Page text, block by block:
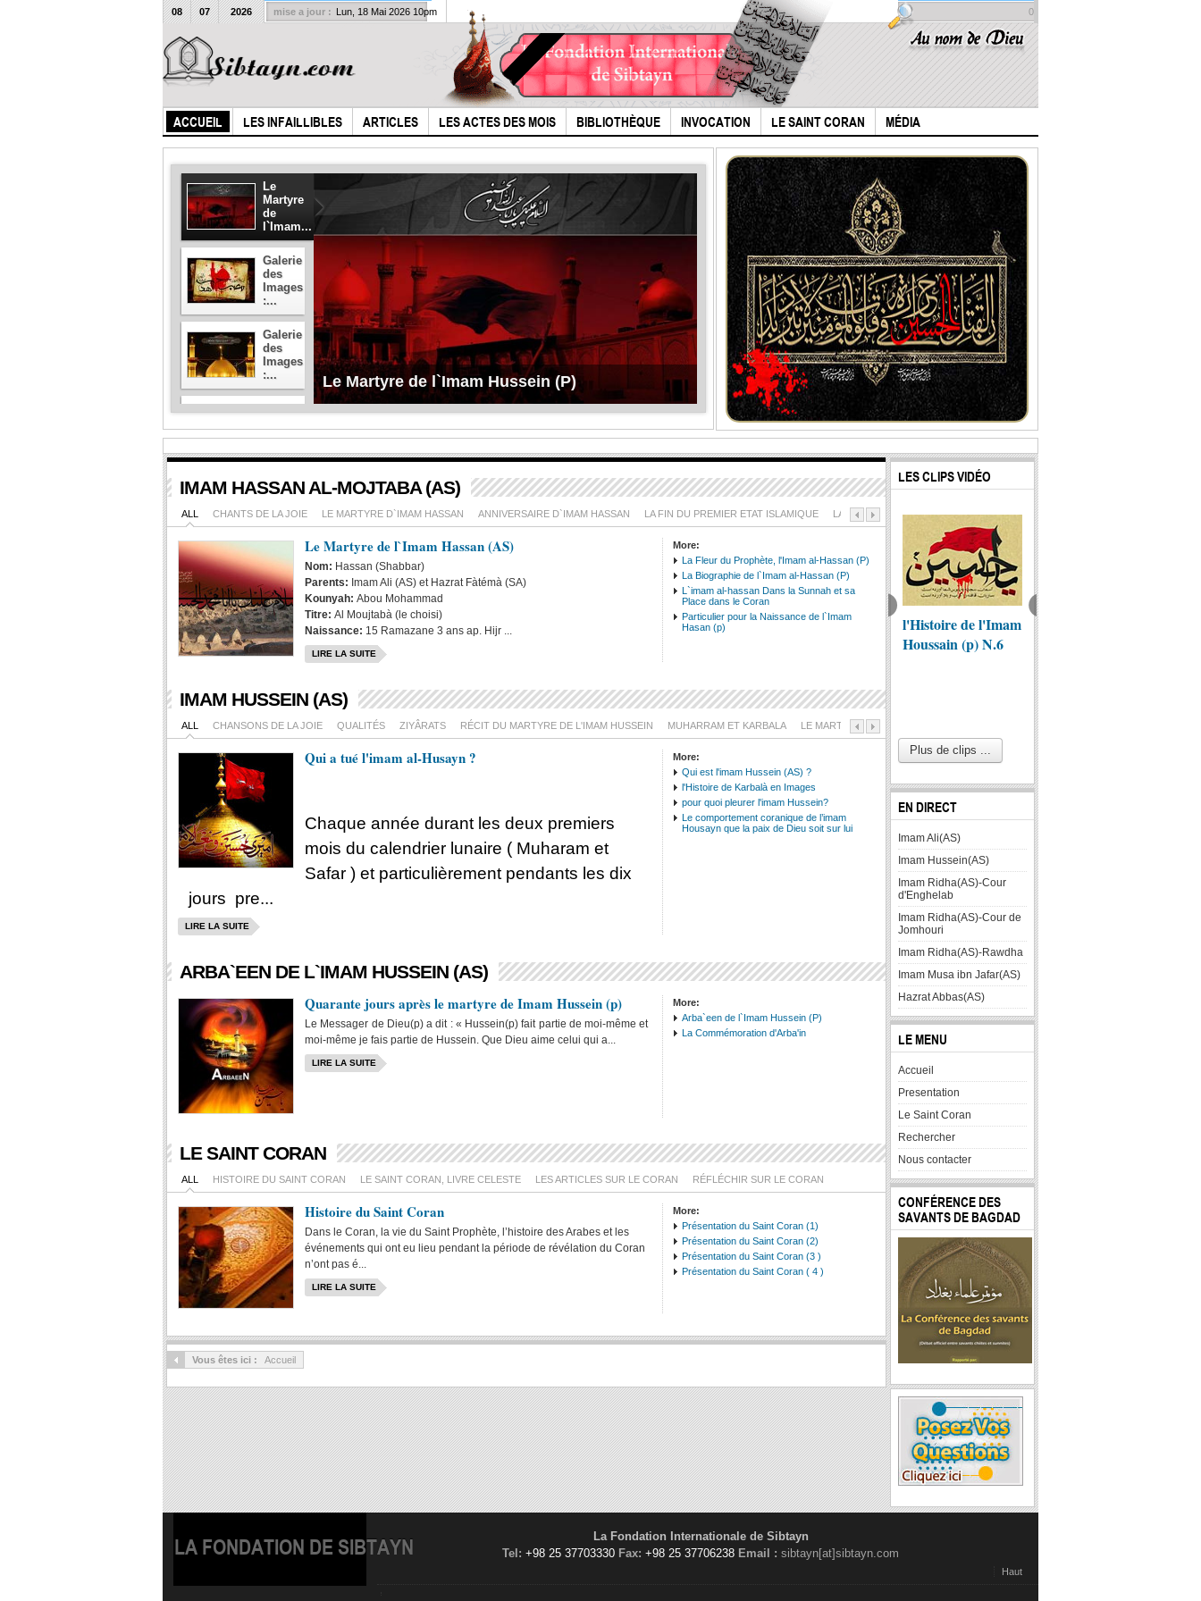
ACCUEIL LES INFAILLIBLES ARTICLES LES ACTES DES MOIS BIBLIOTHÈQUE INVOCATION LE SAINT CORAN MÉDIA
08 07 2026 mise a jour : Lun, 18 Mai 2026 10pm 0
Le Martyre de l`Imam Hussein (P)
Le
Martyre
de
l`Imam...
Galerie
des
Images
:...
Galerie
des
Images
:...
Ghareeb
Basem
al-
Karbalayi
:...
Galerie
des
Images
:...
IMAM HASSAN AL-MOJTABA (AS)
ALL CHANTS DE LA JOIE LE MARTYRE D`IMAM HASSAN ANNIVERSAIRE D`IMAM HASSAN LA FIN DU PREMIER ETAT ISLAMIQUE LA VIE D`IMAM HASSAN
Le Martyre de l`Imam Hassan (AS)
Nom: Hassan (Shabbar)
Parents: Imam Ali (AS) et Hazrat Fàtémà (SA)
Kounyah: Abou Mohammad
Titre: Al Moujtabà (le choisi)
Naissance: 15 Ramazane 3 ans ap. Hijr ...
LIRE LA SUITE
More:
La Fleur du Prophète, l'Imam al-Hassan (P)
La Biographie de l`Imam al-Hassan (P)
L`imam al-hassan Dans la Sunnah et sa
Place dans le Coran
Particulier pour la Naissance de l`Imam
Hasan (p)
IMAM HUSSEIN (AS)
ALL CHANSONS DE LA JOIE QUALITÉS ZIYÂRATS RÉCIT DU MARTYRE DE L'IMAM HUSSEIN MUHARRAM ET KARBALA LE MARTYRE DE L'IMAM HUSSEIN (P) ARBA`EEN DE L`IMAM HUSSEIN (AS)
Qui a tué l'imam al-Husayn ?
Chaque année durant les deux premiers
mois du calendrier lunaire ( Muharam et
Safar ) et particulièrement pendants les dix
jours pre...
LIRE LA SUITE
More:
Qui est l'imam Hussein (AS) ?
l'Histoire de Karbalà en Images
pour quoi pleurer l'imam Hussein?
Le comportement coranique de l’imam
Housayn que la paix de Dieu soit sur lui
ARBA`EEN DE L`IMAM HUSSEIN (AS)
Quarante jours après le martyre de Imam Hussein (p)
Le Messager de Dieu(p) a dit : « Hussein(p) fait partie de moi-même et
moi-même je fais partie de Hussein. Que Dieu aime celui qui a...
LIRE LA SUITE
More:
Arba`een de l`Imam Hussein (P)
La Commémoration d'Arba'in
LE SAINT CORAN
ALL HISTOIRE DU SAINT CORAN LE SAINT CORAN, LIVRE CELESTE LES ARTICLES SUR LE CORAN RÉFLÉCHIR SUR LE CORAN
Histoire du Saint Coran
Dans le Coran, la vie du Saint Prophète, l’histoire des Arabes et les
événements qui ont eu lieu pendant la période de révélation du Coran
n’ont pas é...
LIRE LA SUITE
More:
Présentation du Saint Coran (1)
Présentation du Saint Coran (2)
Présentation du Saint Coran (3 )
Présentation du Saint Coran ( 4 )
Vous êtes ici : Accueil
LES CLIPS VIDÉO
la poesie de l'imam
Abi Abd-o-allah al-
hakim à l'égard de
l'...
l'Histoire de l'Imam
l'Histoire de l'Imam
Houssain (p) N.6
Par Taha par
Yasin(nachid pour
l'imam Mahdi)
Plus de clips ...
EN DIRECT
Imam Ali(AS)
Imam Hussein(AS)
Imam Ridha(AS)-Cour
d'Enghelab
Imam Ridha(AS)-Cour de
Jomhouri
Imam Ridha(AS)-Rawdha
Imam Musa ibn Jafar(AS)
Hazrat Abbas(AS)
LE MENU
Accueil
Presentation
Le Saint Coran
Rechercher
Nous contacter
CONFÉRENCE DES
SAVANTS DE BAGDAD
LA FONDATION DE SIBTAYN
La Fondation Internationale de Sibtayn
Tel: +98 25 37703330 Fax: +98 25 37706238 Email : sibtayn[at]sibtayn.com
Haut